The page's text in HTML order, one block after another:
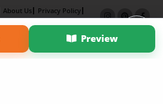
Preview
About Us
Privacy Policy